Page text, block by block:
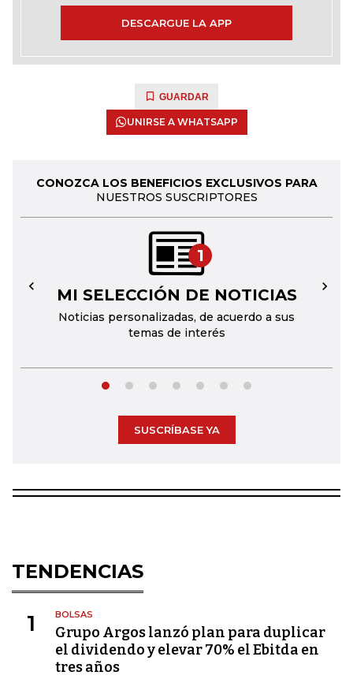
DESCARGUE LA APP
GUARDAR
UNIRSE A WHATSAPP
CONOZCA LOS BENEFICIOS EXCLUSIVOS PARA
NUESTROS SUSCRIPTORES
1
MI SELECCIÓN DE NOTICIAS
Noticias personalizadas, de acuerdo a sus
temas de interés
← →
SUSCRÍBASE YA
TENDENCIAS
1 BOLSAS
Grupo Argos lanzó plan para duplicar
el dividendo y elevar 70% el Ebitda en
tres años